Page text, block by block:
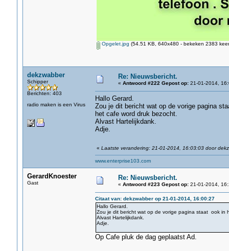
Opgelet.jpg (54.51 KB, 640x480 - bekeken 2383
dekzwabber
Schipper
Berichten: 403
radio maken is een Virus
Re: Nieuwsbericht.
« Antwoord #222 Gepost op:21-01-2014,
Hallo Gerard.
Zou je dit bericht wat op de vorige pagina
het cafe word druk bezocht.
Alvast Hartelijkdank.
Adje.
« Laatste verandering: 21-01-2014, 16:03:03 door
www.enterprise103.com
GerardKnoester
Gast
Re: Nieuwsbericht.
« Antwoord #223 Gepost op:21-01-2014,
Citaat van: dekzwabber op 21-01-2014, 16:00:27
Hallo Gerard.
Zou je dit bericht wat op de vorige pagina staat ook in
Alvast Hartelijkdank.
Adje.
Op Cafe pluk de dag geplaatst Ad.